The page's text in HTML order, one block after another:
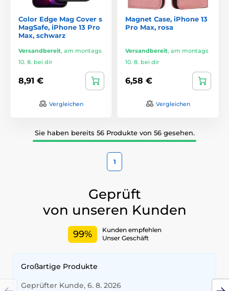
Color Edge Mag Cover s
MagSafe, iPhone 13 Pro
Max, schwarz
Versandbereit, am montags
10. 8. bei dir
8,91 €
Vergleichen
Magnet Case, iPhone 13
Pro Max, rosa
Versandbereit, am montags
10. 8. bei dir
6,58 €
Vergleichen
Sie haben bereits 56 Produkte von 56 gesehen.
1
Geprüft
von unseren Kunden
99%
Kunden empfehlen
Unser Geschäft
Großartige Produkte
Geprüfter Kunde, 6. 8. 2026